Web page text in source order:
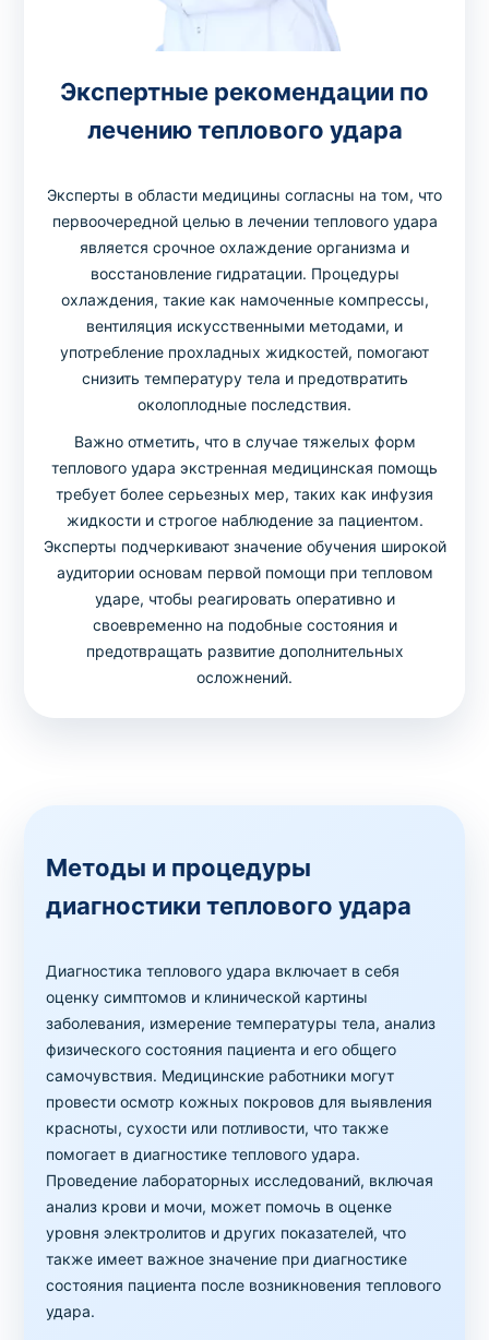
Экспертные рекомендации по
лечению теплового удара
Эксперты в области медицины согласны на том, что
первоочередной целью в лечении теплового удара
является срочное охлаждение организма и
восстановление гидратации. Процедуры
охлаждения, такие как намоченные компрессы,
вентиляция искусственными методами, и
употребление прохладных жидкостей, помогают
снизить температуру тела и предотвратить
околоплодные последствия.
Важно отметить, что в случае тяжелых форм
теплового удара экстренная медицинская помощь
требует более серьезных мер, таких как инфузия
жидкости и строгое наблюдение за пациентом.
Эксперты подчеркивают значение обучения широкой
аудитории основам первой помощи при тепловом
ударе, чтобы реагировать оперативно и
своевременно на подобные состояния и
предотвращать развитие дополнительных
осложнений.
Методы и процедуры
диагностики теплового удара
Диагностика теплового удара включает в себя
оценку симптомов и клинической картины
заболевания, измерение температуры тела, анализ
физического состояния пациента и его общего
самочувствия. Медицинские работники могут
провести осмотр кожных покровов для выявления
красноты, сухости или потливости, что также
помогает в диагностике теплового удара.
Проведение лабораторных исследований, включая
анализ крови и мочи, может помочь в оценке
уровня электролитов и других показателей, что
также имеет важное значение при диагностике
состояния пациента после возникновения теплового
удара.